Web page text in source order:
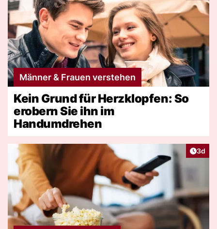
Männer & Frauen verstehen
Kein Grund für Herzklopfen: So
erobern Sie ihn im
Handumdrehen
3d